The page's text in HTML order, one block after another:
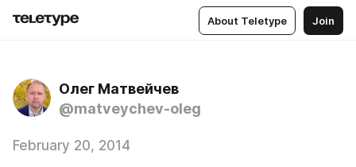
About Teletype Join
Олег Матвейчев
@matveychev-oleg
February 20, 2014